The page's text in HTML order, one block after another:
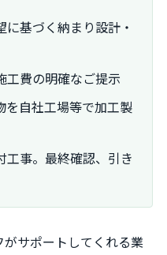
基づく納まり設計・
工費の明確なご提示
を自社工場等で加工製
工事。最終確認、引き
サポートしてくれる業